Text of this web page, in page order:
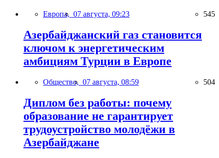
Европа, 07 августа, 09:23 545
Азербайджанский газ становится
ключом к энергетическим
амбициям Турции в Европе
Общество, 07 августа, 08:59 504
Диплом без работы: почему
образование не гарантирует
трудоустройство молодёжи в
Азербайджане